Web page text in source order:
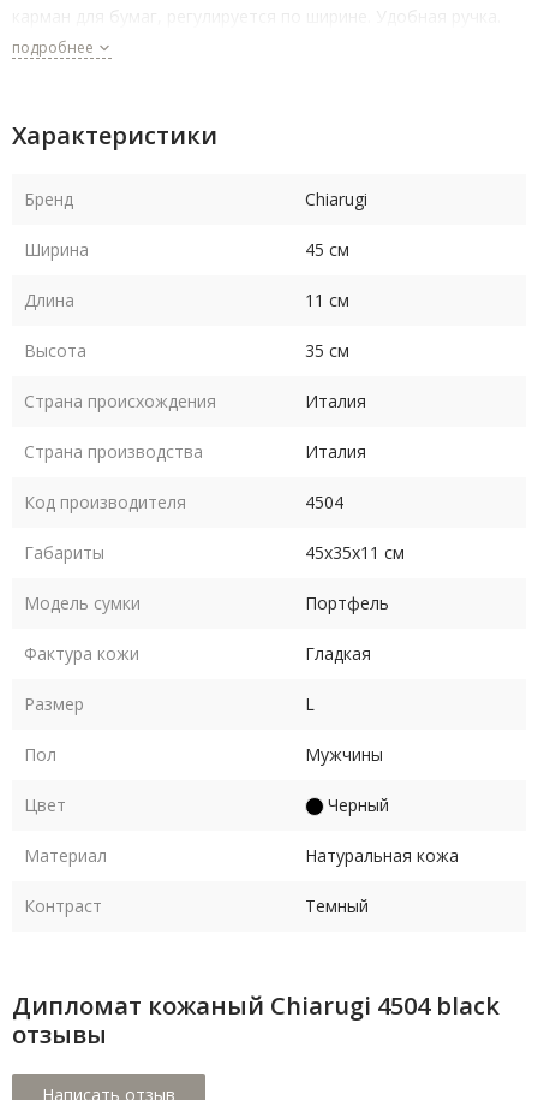
карман для бумаг, регулируется по ширине. Удобная ручка.
Надежная и качественная фурнитура. Размеры 45*35*11см.
традиции флорентийского кожевенного ремесла. Сегодня эта
классическом стиле, используя традиционные старинные
подробнее
Характеристики
Бренд Chiarugi
Ширина 45 см
Длина 11 см
Высота 35 см
Страна происхождения Италия
Страна производства Италия
Код производителя 4504
Габариты 45х35х11 см
Модель сумки Портфель
Фактура кожи Гладкая
Размер L
Пол Мужчины
Цвет Черный
Материал Натуральная кожа
Контраст Темный
Дипломат кожаный Chiarugi 4504 black
отзывы